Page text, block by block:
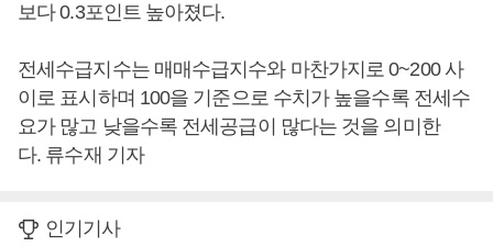
보다 0.3포인트 높아졌다.
전세수급지수는 매매수급지수와 마찬가지로 0~200 사
이로 표시하며 100을 기준으로 수치가 높을수록 전세수
요가 많고 낮을수록 전세공급이 많다는 것을 의미한
다. 류수재 기자
인기기사